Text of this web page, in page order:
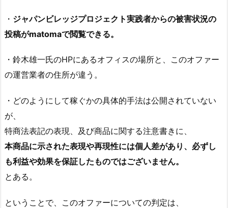
・ ジャパンビレッジプロジェクト実践者からの被害状況の
投稿がmatomaで閲覧できる。
・鈴木雄一氏のHPにあるオフィスの場所と、このオファー
の運営業者の住所が違う。
・どのようにして稼ぐかの具体的手法は公開されていない
が、
特商法表記の表現、及び商品に関する注意書きに、
本商品に示された表現や再現性には個人差があり、必ずし
も利益や効果を保証したものではございません。
とある。
ということで、このオファーについての判定は、